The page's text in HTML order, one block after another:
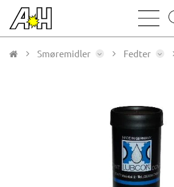
bars
Smøremidler Fedter